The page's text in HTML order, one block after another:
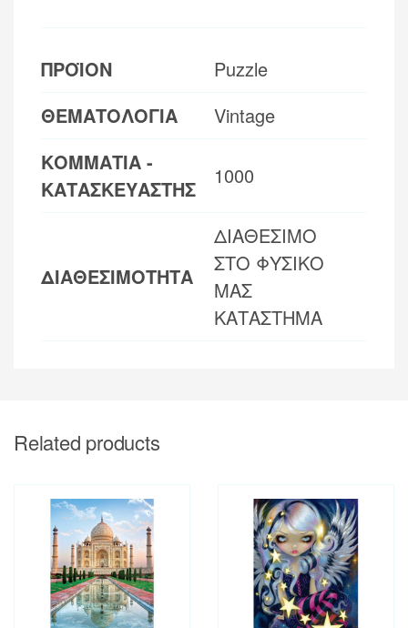
ΠΡΟΪΟΝ
Puzzle
ΘΕΜΑΤΟΛΟΓΙΑ
Vintage
ΚΟΜΜΑΤΙΑ -
ΚΑΤΑΣΚΕΥΑΣΤΗΣ
1000
ΔΙΑΘΕΣΙΜΟΤΗΤΑ
ΔΙΑΘΕΣΙΜΟ
ΣΤΟ ΦΥΣΙΚΟ
ΜΑΣ
ΚΑΤΑΣΤΗΜΑ
Related products